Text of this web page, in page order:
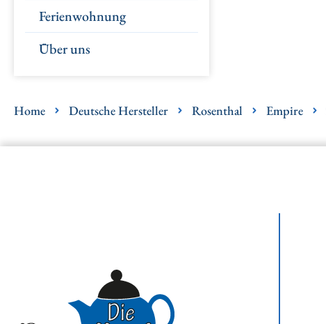
Ferienwohnung
Über uns
Home Deutsche Hersteller Rosenthal Empire